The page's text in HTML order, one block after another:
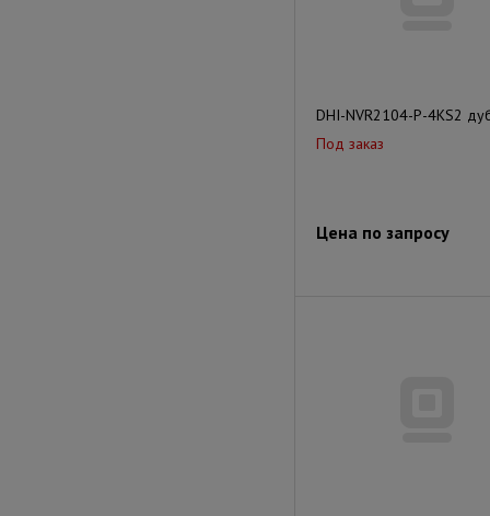
DHI-NVR2104-P-4KS2
Под заказ
Цена по запросу